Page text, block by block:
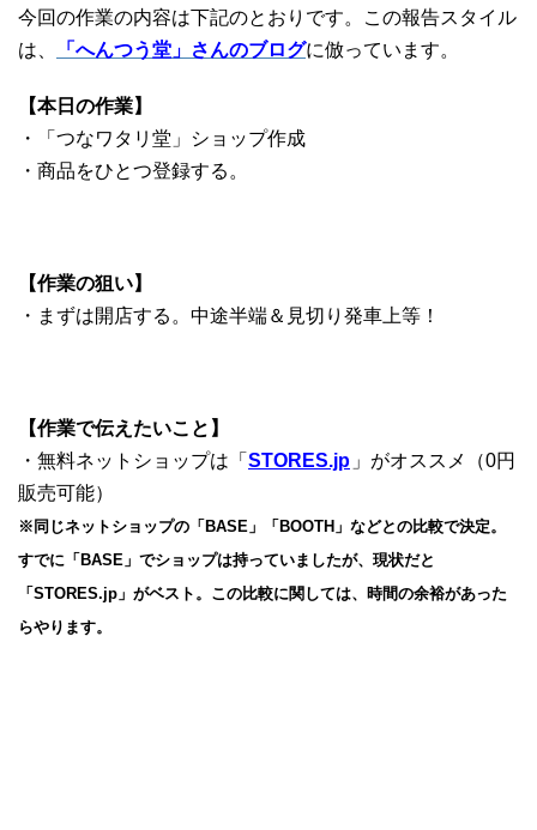
今回の作業の内容は下記のとおりです。この報告スタイル
は、
「へんつう堂」さんのブログに倣っています。
【本日の作業】
・「つなワタリ堂」ショップ作成
・商品をひとつ登録する。
【作業の狙い】
・まずは開店する。中途半端＆見切り発車上等！
【作業で伝えたいこと】
・無料ネットショップは「 STORES.jp 」がオススメ（0円
販売可能）
※同じネットショップの「BASE」「BOOTH」などとの比較で決定。
すでに「BASE」でショップは持っていましたが、現状だと
「STORES.jp」がベスト。この比較に関しては、時間の余裕があった
らやります。